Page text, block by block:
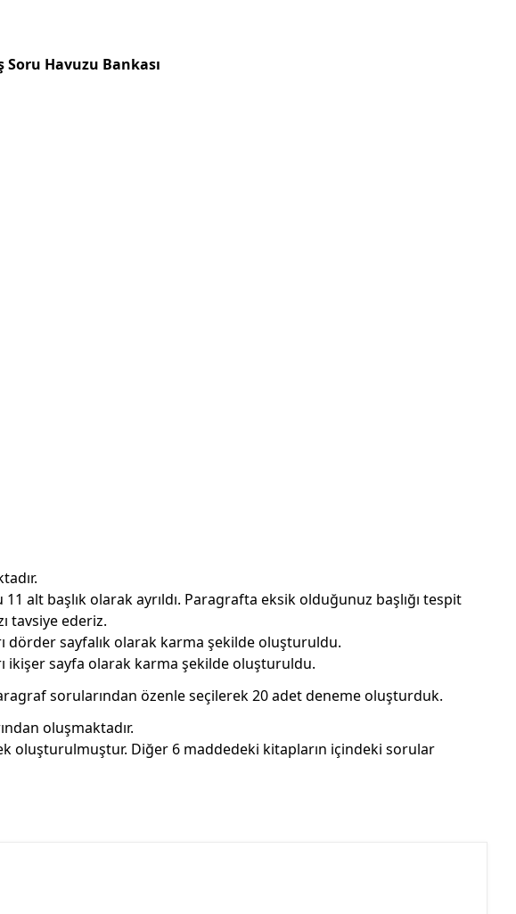
Soru Havuzu Bankası
alt başlık ola­rak ayrıldı. Paragrafta eksik olduğunuz başlığı tespit
tavsiye ederiz.
dörder sayfalık olarak karma şekilde oluşturuldu.
ikişer sayfa ola­rak karma şekilde oluşturuldu.
soruların­dan özenle seçilerek 20 adet deneme oluşturduk.
oluşmak­tadır.
oluşturulmuş­tur. Diğer 6 maddedeki kitapların içindeki sorular